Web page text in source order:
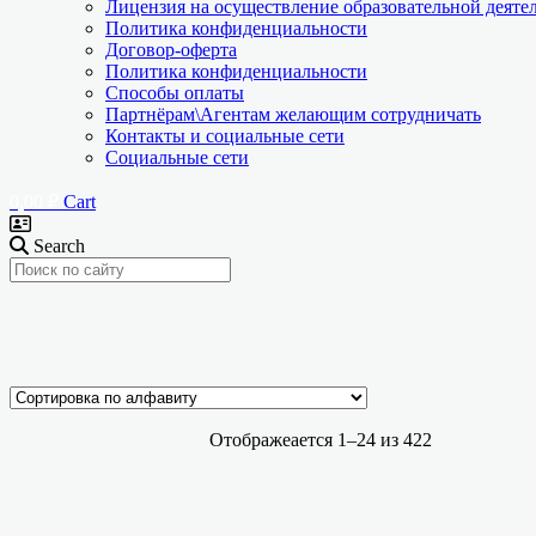
Лицензия на осуществление образовательной
Политика конфиденциальности
Договор-оферта
Политика конфиденциальности
Способы оплаты
Партнёрам\Агентам желающим сотрудничать
Контакты и социальные сети
Социальные сети
Cart
Search
доставки (только скан, занесённый в ФРДО)
Отображеается 1–24 из 422